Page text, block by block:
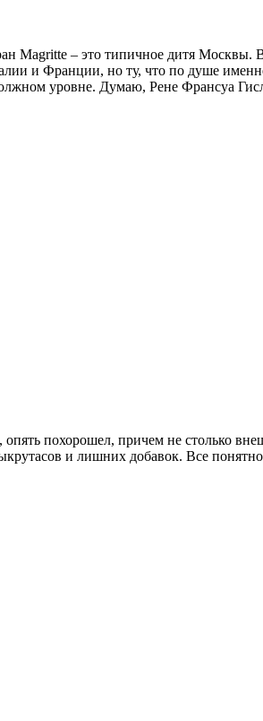
Magritte – это типичное дитя Москвы.
и Франции, но ту, что по душе
уровне. Думаю, Рене Франсуа
похорошел, причем не столько
и лишних добавок. Все